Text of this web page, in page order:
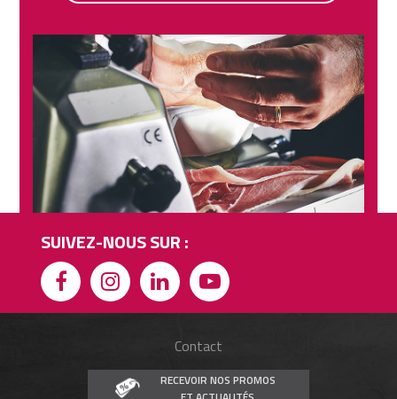
SUIVEZ-NOUS SUR :
Contact
RECEVOIR NOS PROMOS